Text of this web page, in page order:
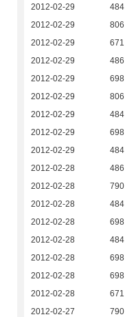
2012-02-29
484
2012-02-29
806
2012-02-29
671
2012-02-29
486
2012-02-29
698
2012-02-29
806
2012-02-29
484
2012-02-29
698
2012-02-29
484
2012-02-28
486
2012-02-28
790
2012-02-28
484
2012-02-28
698
2012-02-28
484
2012-02-28
698
2012-02-28
698
2012-02-28
671
2012-02-27
790